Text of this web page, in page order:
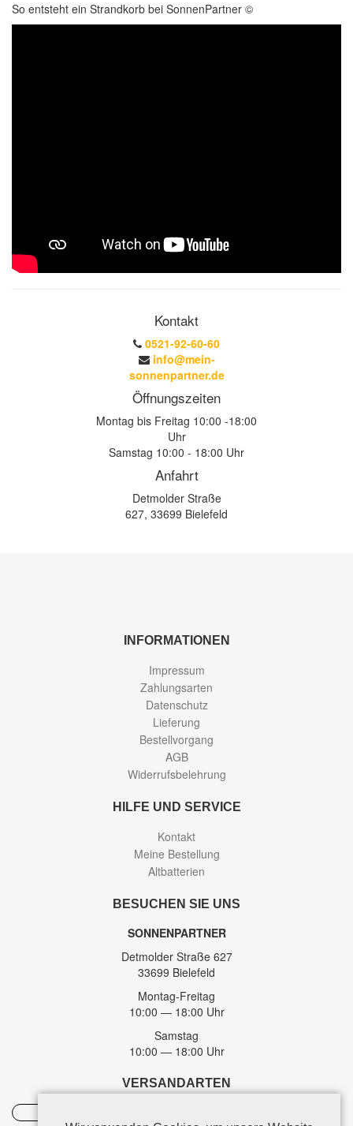
So entsteht ein Strandkorb bei SonnenPartner ©
Kontakt
0521-92-60-60
info@mein-
sonnenpartner.de
Öffnungszeiten
Montag bis Freitag 10:00 -18:00
Uhr
Samstag 10:00 - 18:00 Uhr
Anfahrt
Detmolder Straße
627, 33699 Bielefeld
INFORMATIONEN
Impressum
Zahlungsarten
Datenschutz
Lieferung
Bestellvorgang
AGB
Widerrufsbelehrung
HILFE UND SERVICE
Kontakt
Meine Bestellung
Altbatterien
BESUCHEN SIE UNS
SONNENPARTNER
Detmolder Straße 627
33699 Bielefeld
Montag-Freitag
10:00 — 18:00 Uhr
Samstag
10:00 — 18:00 Uhr
VERSANDARTEN